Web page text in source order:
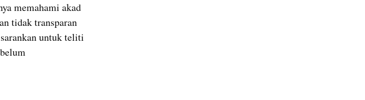
memahami akad
tidak transparan
untuk teliti